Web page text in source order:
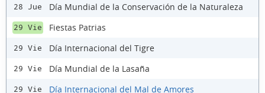
28 Jue Día Mundial de la Conservación de la Naturaleza
29 Vie Fiestas Patrias
29 Vie Día Internacional del Tigre
29 Vie Día Mundial de la Lasaña
29 Vie Día Internacional del Mal de Amores